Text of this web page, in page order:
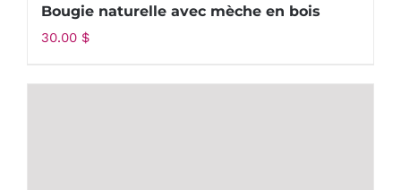
Bougie naturelle avec mèche en bois
30.00 $